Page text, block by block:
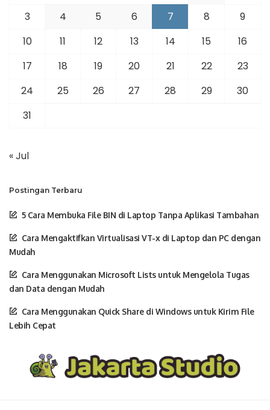
3
4 5 6 7 8
9
10
11 12 13 14 15
16
17
18 19 20 21 22
23
24
25 26 27 28 29
30
31
« Jul
Postingan Terbaru
5 Cara Membuka File BIN di Laptop Tanpa Aplikasi Tambahan
Cara Mengaktifkan Virtualisasi VT-x di Laptop dan PC dengan
Mudah
Cara Menggunakan Microsoft Lists untuk Mengelola Tugas
dan Data dengan Mudah
Cara Menggunakan Quick Share di Windows untuk Kirim File
Lebih Cepat